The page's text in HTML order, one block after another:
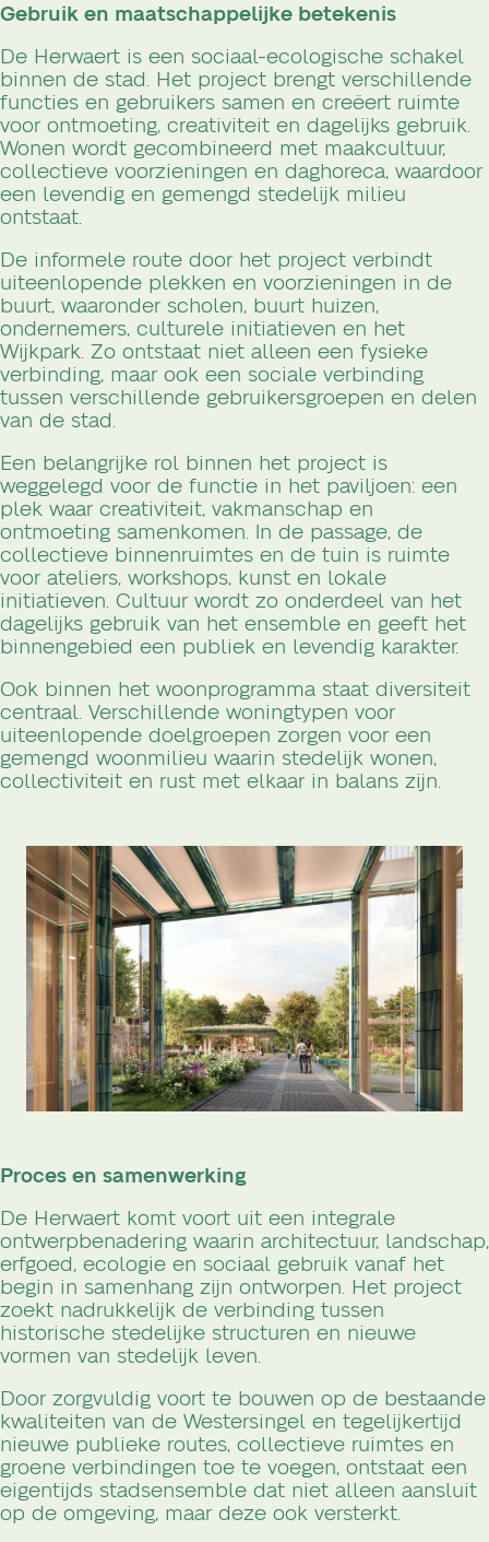
Gebruik en maatschappelijke betekenis
De Herwaert is een sociaal-ecologische schakel
binnen de stad. Het project brengt verschillende
functies en gebruikers samen en creëert ruimte
voor ontmoeting, creativiteit en dagelijks gebruik.
Wonen wordt gecombineerd met maakcultuur,
collectieve voorzieningen en daghoreca, waardoor
een levendig en gemengd stedelijk milieu
ontstaat.
De informele route door het project verbindt
uiteenlopende plekken en voorzieningen in de
buurt, waaronder scholen, buurt huizen,
ondernemers, culturele initiatieven en het
Wijkpark. Zo ontstaat niet alleen een fysieke
verbinding, maar ook een sociale verbinding
tussen verschillende gebruikersgroepen en delen
van de stad.
Een belangrijke rol binnen het project is
weggelegd voor de functie in het paviljoen: een
plek waar creativiteit, vakmanschap en
ontmoeting samenkomen. In de passage, de
collectieve binnenruimtes en de tuin is ruimte
voor ateliers, workshops, kunst en lokale
initiatieven. Cultuur wordt zo onderdeel van het
dagelijks gebruik van het ensemble en geeft het
binnengebied een publiek en levendig karakter.
Ook binnen het woonprogramma staat diversiteit
centraal. Verschillende woningtypen voor
uiteenlopende doelgroepen zorgen voor een
gemengd woonmilieu waarin stedelijk wonen,
collectiviteit en rust met elkaar in balans zijn.
Proces en samenwerking
De Herwaert komt voort uit een integrale
ontwerpbenadering waarin architectuur, landschap,
erfgoed, ecologie en sociaal gebruik vanaf het
begin in samenhang zijn ontworpen. Het project
zoekt nadrukkelijk de verbinding tussen
historische stedelijke structuren en nieuwe
vormen van stedelijk leven.
Door zorgvuldig voort te bouwen op de bestaande
kwaliteiten van de Westersingel en tegelijkertijd
nieuwe publieke routes, collectieve ruimtes en
groene verbindingen toe te voegen, ontstaat een
eigentijds stadsensemble dat niet alleen aansluit
op de omgeving, maar deze ook versterkt.